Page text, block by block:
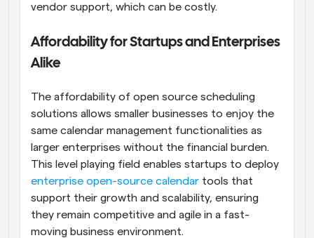
vendor support, which can be costly.
Affordability for Startups and Enterprises
Alike
The affordability of open source scheduling
solutions allows smaller businesses to enjoy the
same calendar management functionalities as
larger enterprises without the financial burden.
enterprise open-source calendar tools that
support their growth and scalability, ensuring
they remain competitive and agile in a fast-
moving business environment.